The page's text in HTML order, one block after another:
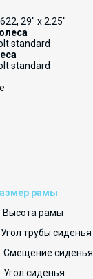
29" x 2.25"
standard
standard
рамы
Высота рамы
Угол трубы сиденья
Смещение сиденья
Угол сиденья